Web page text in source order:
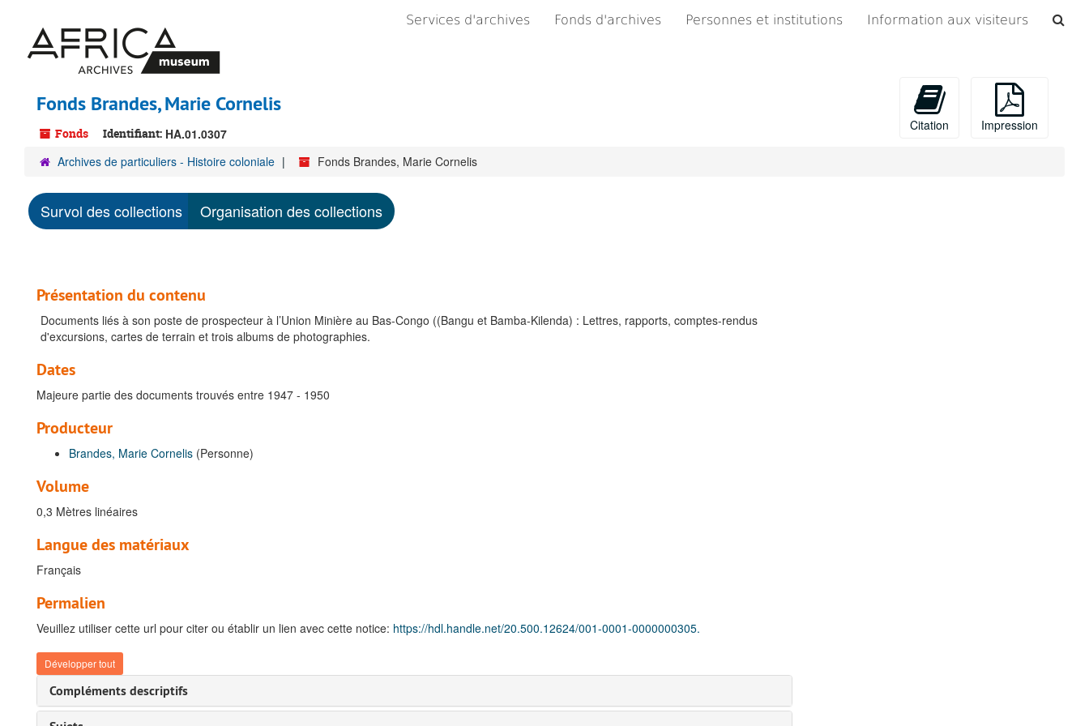
contenu
principal
Services d'archives Fonds d'archives Personnes et institutions Information aux visiteurs
Fonds Brandes, Marie Cornelis
Fonds Identifiant: HA.01.0307
Citation Impression
Archives de particuliers - Histoire coloniale Fonds Brandes, Marie Cornelis
Survol des collections Organisation des collections
Présentation du contenu
Documents liés à son poste de prospecteur à l’Union Minière au Bas-Congo ((Bangu et Bamba-Kilenda) : Lettres, rapports, comptes-rendus
d'excursions, cartes de terrain et trois albums de photographies.
Dates
Majeure partie des documents trouvés entre 1947 - 1950
Producteur
Brandes, Marie Cornelis (Personne)
Volume
0,3 Mètres linéaires
Langue des matériaux
Français
Permalien
Veuillez utiliser cette url pour citer ou établir un lien avec cette notice: https://hdl.handle.net/20.500.12624/001-0001-0000000305.
Développer tout
Compléments descriptifs